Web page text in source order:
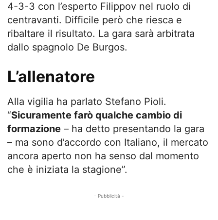
4-3-3 con l’esperto Filippov nel ruolo di
centravanti. Difficile però che riesca e
ribaltare il risultato. La gara sarà arbitrata
dallo spagnolo De Burgos.
L’allenatore
Alla vigilia ha parlato Stefano Pioli.
“Sicuramente farò qualche cambio di
formazione – ha detto presentando la gara
– ma sono d’accordo con Italiano, il mercato
ancora aperto non ha senso dal momento
che è iniziata la stagione”.
- Pubblicità -